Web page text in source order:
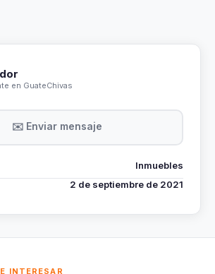
en GuateChivas
✉️ Enviar mensaje
Inmuebles
2 de septiembre de 2021
INTERESAR